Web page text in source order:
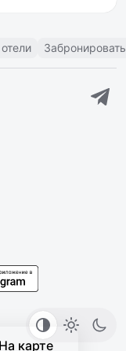
На карте